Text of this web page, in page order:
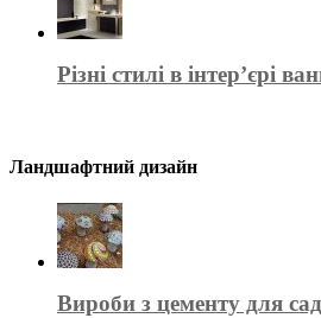
Різні стилі в інтер’єрі
Ландшафтний дизайн
Вироби з цементу для